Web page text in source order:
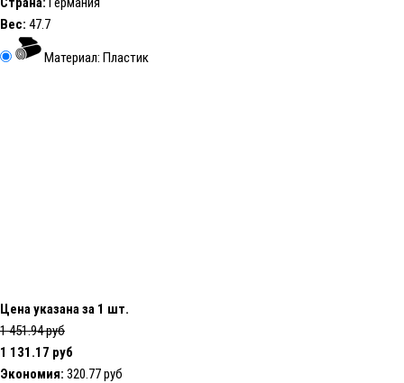
Вес: 47.7
Материал: Пластик
Цена указана за 1 шт.
1 451.94 руб
1 131.17 руб
Экономия: 320.77 руб